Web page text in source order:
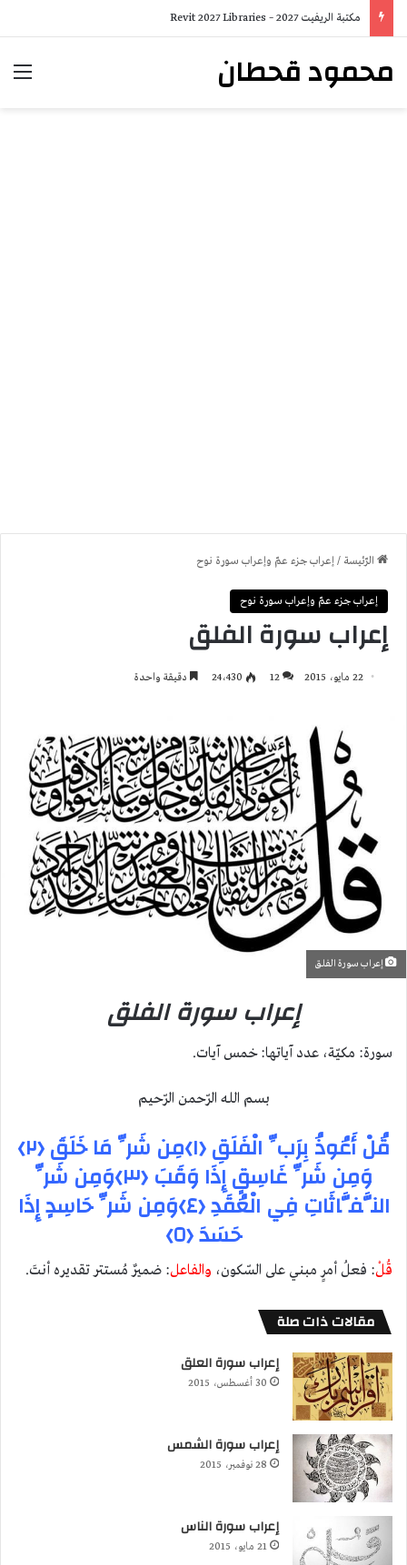
مكتبة الريفيت 2027 – Revit 2027 Libraries
محمود قحطان
الرّئيسة /إعراب جزء عمّ وإعراب سورة نوح
إعراب جزء عمّ وإعراب سورة نوح
إعراب سورة الفلق
22 مايو، 2015 12 24٬430 دقيقة واحدة
إعراب سورة الفلق
إعراب سورة الفلق
سورة: مكيّة، عدد آياتها: خمس آيات.
بسم الله الرّحمن الرّحيم
قُلْ أَعُوذُ بِرَبِّ الْفَلَقِ ﴿١﴾مِن شَرِّ مَا خَلَقَ ﴿٢﴾
وَمِن شَرِّ غَاسِقٍ إِذَا وَقَبَ ﴿٣﴾وَمِن شَرِّ
النَّفَّاثَاتِ فِي الْعُقَدِ ﴿٤﴾وَمِن شَرِّ حَاسِدٍ إِذَا
حَسَدَ ﴿٥﴾
قُلْ: فعلُ أمرٍ مبني على السّكون، والفاعل: ضميرٌ مُستتر تقديره أنتَ.
مقالات ذات صلة
إعراب سورة العلق
30 أغسطس، 2015
إعراب سورة الشمس
28 نوفمبر، 2015
إعراب سورة الناس
21 مايو، 2015